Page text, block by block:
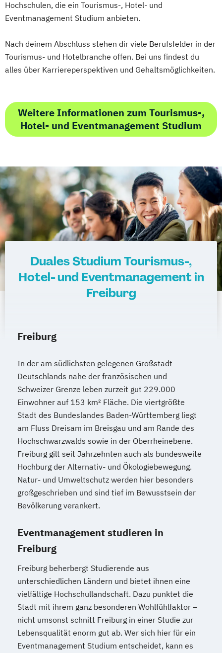
Hochschulen, die ein Tourismus-, Hotel- und
Eventmanagement Studium anbieten.
Nach deinem Abschluss stehen dir viele Berufsfelder in der
Tourismus- und Hotelbranche offen. Bei uns findest du
alles über Karriereperspektiven und Gehaltsmöglichkeiten.
Weitere Informationen zum Tourismus-,
Hotel- und Eventmanagement Studium
Duales Studium Tourismus-,
Hotel- und Eventmanagement in
Freiburg
Freiburg
In der am südlichsten gelegenen Großstadt
Deutschlands nahe der französischen und
Schweizer Grenze leben zurzeit gut 229.000
Einwohner auf 153 km² Fläche. Die viertgrößte
Stadt des Bundeslandes Baden-Württemberg liegt
am Fluss Dreisam im Breisgau und am Rande des
Hochschwarzwalds sowie in der Oberrheinebene.
Freiburg gilt seit Jahrzehnten auch als bundesweite
Hochburg der Alternativ- und Ökologiebewegung.
Natur- und Umweltschutz werden hier besonders
großgeschrieben und sind tief im Bewusstsein der
Bevölkerung verankert.
Eventmanagement studieren in
Freiburg
Freiburg beherbergt Studierende aus
unterschiedlichen Ländern und bietet ihnen eine
vielfältige Hochschullandschaft. Dazu punktet die
Stadt mit ihrem ganz besonderen Wohlfühlfaktor –
nicht umsonst schnitt Freiburg in einer Studie zur
Lebensqualität enorm gut ab. Wer sich hier für ein
Eventmanagement Studium entscheidet, kann es